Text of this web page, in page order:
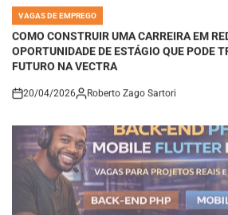
POSTED
INCOMO CONSTRUIR UMA CARREIRA EM
OPORTUNIDADE DE ESTÁGIO QUE PODE
FUTURO NA VECTRA